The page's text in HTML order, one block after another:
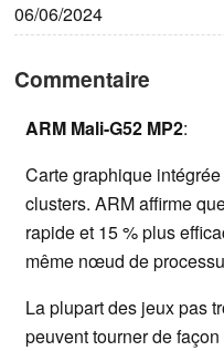
06/06/2024
Commentaire
ARM Mali-G52 MP2:
Carte graphique
clusters. ARM affirme
rapide et 15 % plus
même nœud de
La plupart des jeux pas
peuvent tourner de